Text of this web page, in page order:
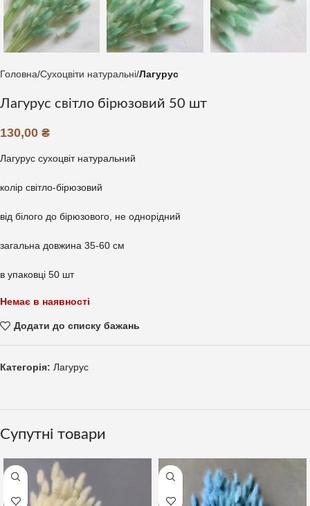
Головна Сухоцвіти натуральні Лагурус
Лагурус світло бірюзовий 50 шт
130,00 ₴
Лагурус сухоцвіт натуральний
колір світло-бірюзовий
від білого до бірюзового, не однорідний
загальна довжина 35-60 см
в упаковці 50 шт
Немає в наявності
Додати до списку бажань
Категорія: Лагурус
Супутні товари